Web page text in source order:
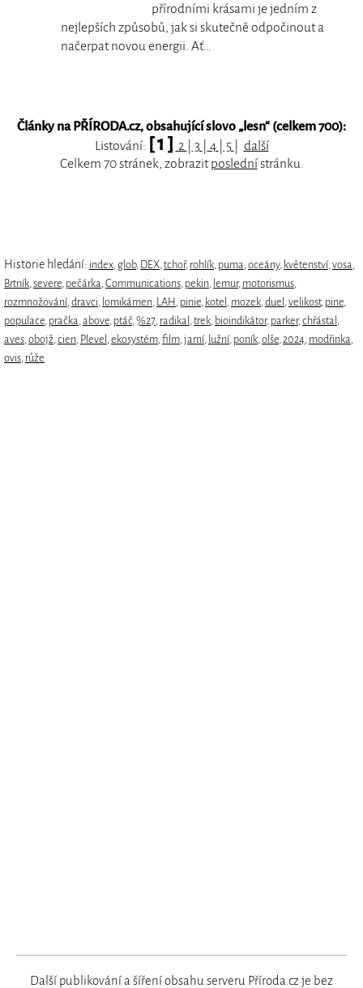
přírodními krásami je jedním z
nejlepších způsobů, jak si skutečně odpočinout a
načerpat novou energii. Ať…
Články na PŘÍRODA.cz, obsahující slovo „lesn“ (celkem 700):
Listování: [ 1 ] 2 3 4 5
další
Celkem 70 stránek, zobrazitposlednístránku.
Historie hledání: index, glob, DEX,tchoř, rohlík, puma,oceány, květenství,vosa,
Brtník,severe, pečárka,Communications, pekin, lemur, motorismus,
rozmnožování,dravci, lomikámen, LAH , pinie, kotel , mozek,duel ,velikost, pine,
populace, pračka,above, ptáč,%27, radikal ,trek, bioindikátor, parker,chřástal ,
aves,obojž,cien, Plevel ,ekosystém,film,jarní, lužní, poník,olše,2024, modřinka,
ovis, růže
Další publikování a šíření obsahu serveru Příroda.cz je bez